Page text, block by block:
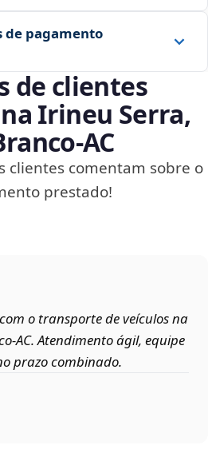
de pagamento
de clientes
Irineu Serra,
clientes comentam sobre o
prestado!
o transporte de veículos na
Atendimento ágil, equipe
prazo combinado.